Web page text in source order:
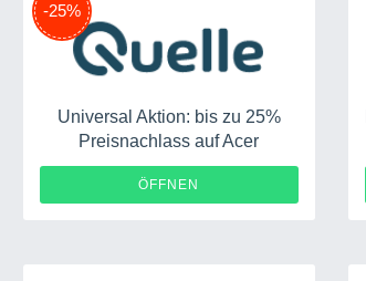
-25%
Universal Aktion: bis zu 25%
Preisnachlass auf Acer
ÖFFNEN